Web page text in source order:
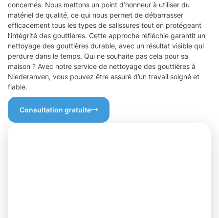
concernés. Nous mettons un point d’honneur à utiliser du
matériel de qualité, ce qui nous permet de débarrasser
efficacement tous les types de salissures tout en protégeant
l’intégrité des gouttières. Cette approche réfléchie garantit un
nettoyage des gouttières durable, avec un résultat visible qui
perdure dans le temps. Qui ne souhaite pas cela pour sa
maison ? Avec notre service de nettoyage des gouttières à
Niederanven, vous pouvez être assuré d’un travail soigné et
fiable.
Consultation gratuite